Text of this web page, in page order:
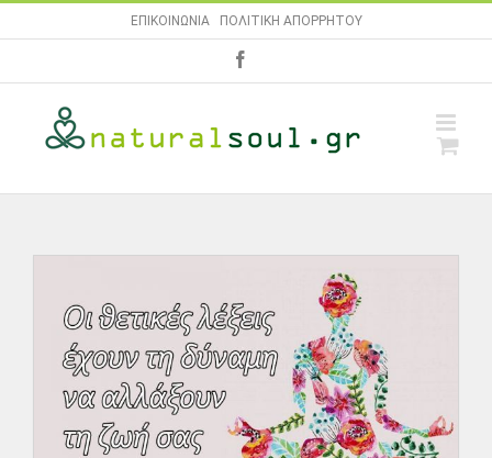
to
ΕΠΙΚΟΙΝΩΝΙΑ| ΠΟΛΙΤΙΚΗ ΑΠΟΡΡΗΤΟΥ